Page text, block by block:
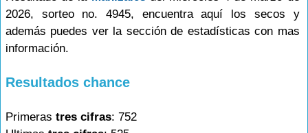
2026, sorteo no. 4945, encuentra aquí los secos y
además puedes ver la sección de estadísticas con mas
información.
Resultados chance
Primeras tres cifras: 752